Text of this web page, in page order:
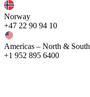
Norway
+47 22 90 94 10
Americas – North & South
+1 952 895 6400